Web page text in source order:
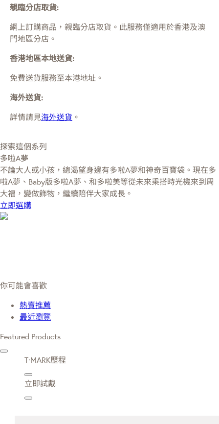
親臨分店取貨:
網上訂購商品，親臨分店取貨。此服務僅適用於香港及澳
門地區分店。
香港地區本地送貨:
免費送貨服務至本港地址。
海外送貨:
詳情請見海外送貨 。
探索這個系列
多啦A夢
不論大人或小孩，總渴望身邊有多啦A夢和神奇百寶袋。現在多
啦A夢、Baby版多啦A夢、和多啦美等從未來乘搭時光機來到周
大福，變做飾物，繼續陪伴大家成長。
立即選購
你可能會喜歡
熱賣推薦
最近瀏覽
Featured Products
T·MARK歷程
立即試戴